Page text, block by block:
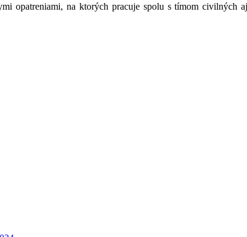
opatreniami, na ktorých pracuje spolu s tímom civilných